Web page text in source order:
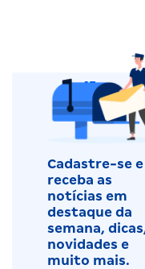
Cadastre-se e
receba as
notícias em
destaque da
semana,
novidades e
muito mais.